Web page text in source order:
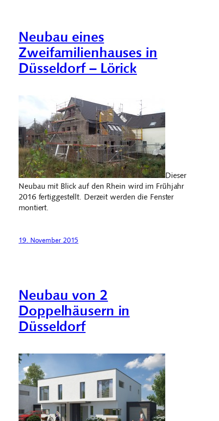
Neubau eines
Zweifamilienhauses in
Düsseldorf – Lörick
Dieser
Neubau mit Blick auf den Rhein wird im Frühjahr
2016 fertiggestellt. Derzeit werden die Fenster
montiert.
19. November 2015
Neubau von 2
Doppelhäusern in
Düsseldorf